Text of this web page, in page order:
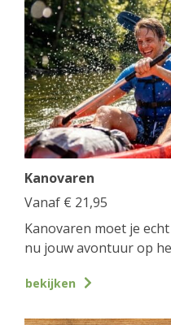
Kanovaren
Vanaf € 21,95
Kanovaren moet je
nu jouw avontuur op
bekijken